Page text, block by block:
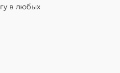
в любых